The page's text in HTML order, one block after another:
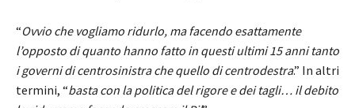
“Ovvio che vogliamo ridurlo, ma facendo esattamente
l’opposto di quanto hanno fatto in questi ultimi 15 anni tanto
i governi di centrosinistra che quello di centrodestra.” In altri
termini, “basta con la politica del rigore e dei tagli… il debito